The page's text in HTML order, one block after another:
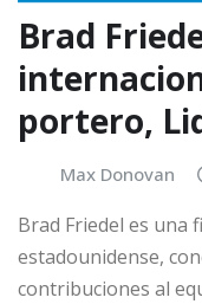
Brad
portero,
Max Donovan
Brad Friedel es una
estadounidense,
contribuciones al